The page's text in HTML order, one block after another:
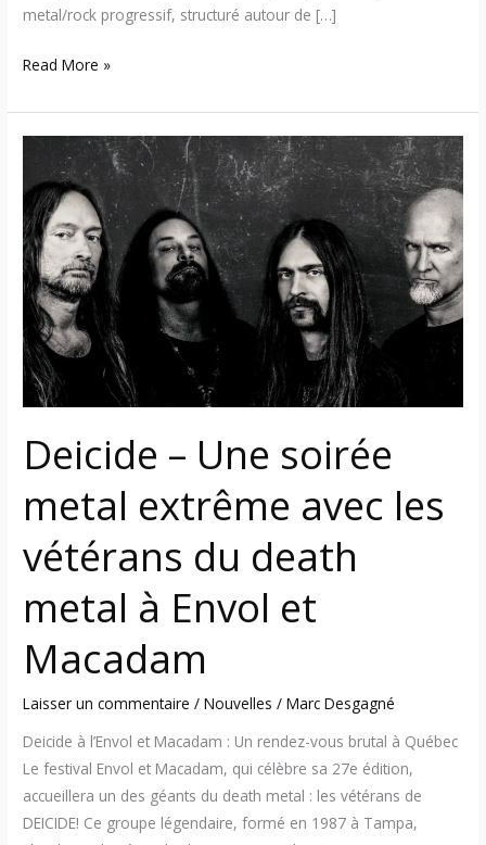
metal/rock progressif, structuré autour de […]
Read More »
Deicide – Une soirée
metal extrême avec les
vétérans du death
metal à Envol et
Macadam
Laisser un commentaire /Nouvelles /Marc Desgagné
Deicide à l’Envol et Macadam : Un rendez-vous brutal à Québec
Le festival Envol et Macadam, qui célèbre sa 27e édition,
accueillera un des géants du death metal : les vétérans de
DEICIDE! Ce groupe légendaire, formé en 1987 à Tampa,
Deicide
Une
soirée
metal
extrême
avec
les
vétérans
du
metal
à
Envol
Macadam